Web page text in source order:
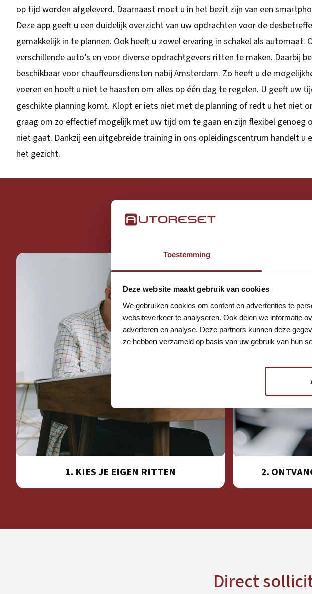
Toestemming
Deze website maakt gebruik van cookies
We gebruiken cookies om content en advertenties te
websiteverkeer te analyseren. Ook delen we informatie
adverteren en analyse. Deze partners kunnen deze
ze hebben verzameld op basis van uw gebruik van hun
op tijd worden afgeleverd. Daarnaast moet u in het bezit zijn van een
Deze app geeft u een duidelijk overzicht van uw opdrachten voor de
gemakkelijk in te plannen. Ook heeft u zowel ervaring in schakel als automaat.
verschillende auto’s en voor diverse opdrachtgevers ritten te maken. Daarbij
beschikbaar voor chauffeursdiensten nabij Amsterdam. Zo heeft u de
voeren en hoeft u niet te haasten om alles op één dag te regelen. U geeft uw
geschikte planning komt. Klopt er iets niet met de planning of redt u het niet
graag om zo effectief mogelijk met uw tijd om te gaan en zijn flexibel genoeg
niet gaat. Dankzij een uitgebreide training in ons opleidingscentrum handelt u
het gezicht.
Begin
1. KIES JE EIGEN RITTEN 2.
Direct